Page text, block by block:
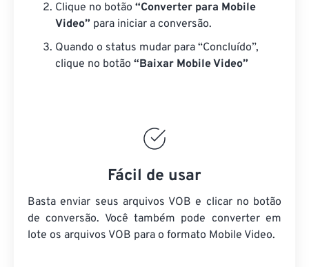
Clique no botão “Converter para Mobile
Video” para iniciar a conversão.
Quando o status mudar para “Concluído”,
clique no botão “Baixar Mobile Video”
Fácil de usar
Basta enviar seus arquivos VOB e clicar no botão
de conversão. Você também pode converter em
lote os arquivos VOB para o formato Mobile Video.